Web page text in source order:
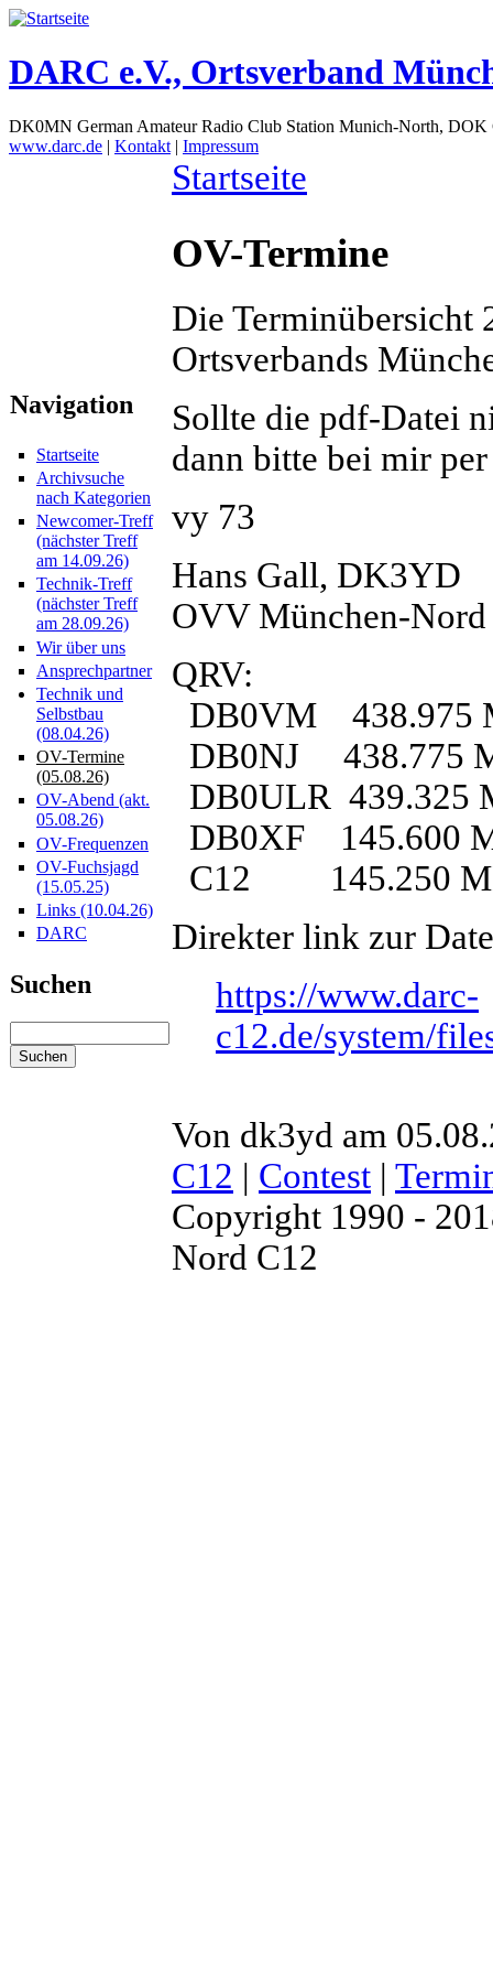
DARC e.V., Ortsverband
DK0MN German Amateur Radio Club Station Munich-North,
www.darc.de | Kontakt | Impressum
Navigation
Startseite
Archivsuche
nach Kategorien
Newcomer-Treff
(nächster Treff
am 14.09.26)
Technik-Treff
(nächster Treff
am 28.09.26)
Wir über uns
Ansprechpartner
Technik und
Selbstbau
(08.04.26)
OV-Termine
(05.08.26)
OV-Abend (akt.
05.08.26)
OV-Frequenzen
OV-Fuchsjagd
(15.05.25)
Links (10.04.26)
DARC
Suchen
Startseite
OV-Termine
Die Terminübersicht
Ortsverbands
Sollte die pdf-Datei
dann bitte bei mir
vy 73
Hans Gall, DK3YD
OVV München-Nord
QRV:
DB0VM 438.975
DB0NJ 438.775
DB0ULR 439.325
DB0XF 145.600
C12 145.250
Direkter link zur
https://www.darc-
c12.de/system/
Von dk3yd am
C12 | Contest |
Copyright 1990 -
Nord C12